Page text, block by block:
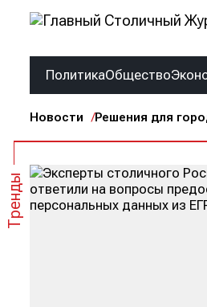
ПолитикаОбщество
Новости Решения для
Тренды